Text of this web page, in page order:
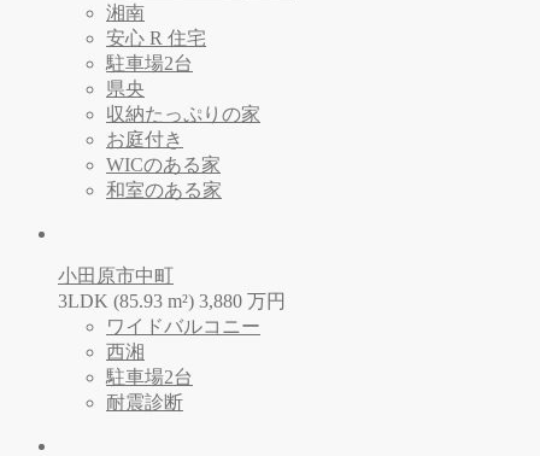
湘南
安心 R 住宅
駐車場2台
県央
収納たっぷりの家
お庭付き
WICのある家
和室のある家
小田原市中町
3LDK (85.93 m²) 3,880 万円
ワイドバルコニー
西湘
駐車場2台
耐震診断